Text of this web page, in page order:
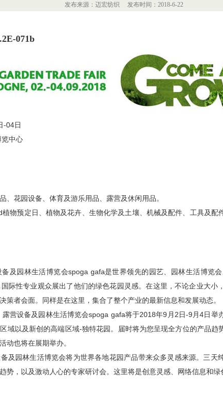
发布来源：迈宏纺织 发布时间：2018-6-22
071b
-04日
览中心
、花园设备、体育及游乐用品、露营及休闲用品。
物预定日、植物及花卉、生物化学及土壤、机械及配件、工具及配
及园林生活博览会spoga gafa是世界领先的园艺、园林生活博览
际性专业观众展出了他们的绿色花园灵感。在这里，不论企业大小
策者会面。同样是在这里，集合了整个产业的最新信息和发展动态。
营设备及园林生活博览会spoga gafa将于2018年9月2日-9月4日举
域以及新创的高端区域-独特花园。届时将为您呈现全方位的产品趋
动也将在展期举办。
及园林生活博览会将为世界各地花园产品带来众多灵感来源。三天
势，以及激动人心的专家研讨会。这里将是创意灵感、网络信息和绿